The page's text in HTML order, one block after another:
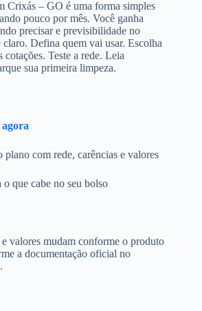
Crixás – GO é uma forma simples
pouco por mês. Você ganha
precisar e previsibilidade no
Defina quem vai usar. Escolha
Teste a rede. Leia
sua primeira limpeza.
agora
plano com rede, carências e valores
o que cabe no seu bolso
valores mudam conforme o produto
a documentação oficial no